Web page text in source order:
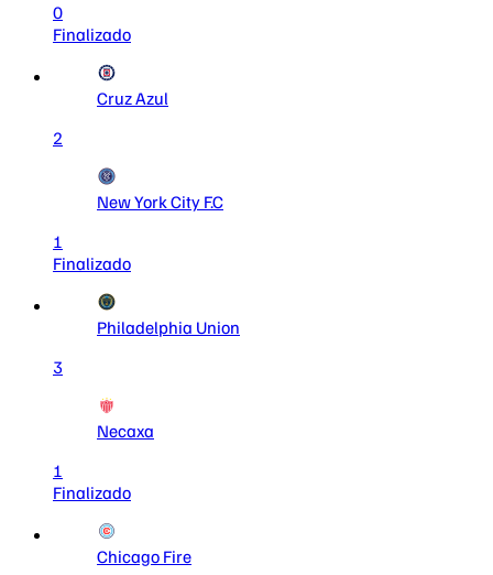
0
Finalizado
Cruz Azul
2
New York City F.C
1
Finalizado
Philadelphia Union
3
Necaxa
1
Finalizado
Chicago Fire